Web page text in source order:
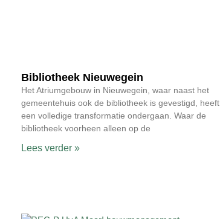
Bibliotheek Nieuwegein
Het Atriumgebouw in Nieuwegein, waar naast het
gemeentehuis ook de bibliotheek is gevestigd, heeft
een volledige transformatie ondergaan. Waar de
bibliotheek voorheen alleen op de
Lees verder »